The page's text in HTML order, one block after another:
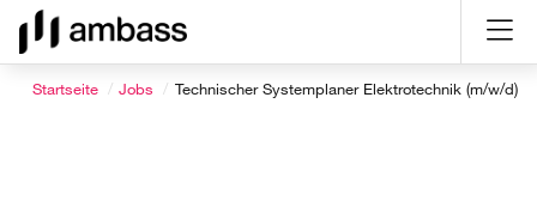
Direkt
zum
Inhalt
(Eingabetaste)
Direkt
zum
Hauptmenu
(Eingabetaste)
Direkt
Suche
(Eingabetaste)
Direkt
zum
Seitenfuß
(Eingabetaste)
Startseite Jobs Technischer Systemplaner Elektrotechnik (m/w/d)